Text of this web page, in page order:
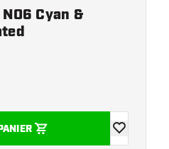
Cyan &
ajouter à la